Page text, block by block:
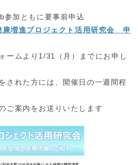
加ともに要事前申込
康増進プロジェクト活用研究会 申
より1/31（月）までにお申し
た方には、開催日の一週間程
内をお送りいたします